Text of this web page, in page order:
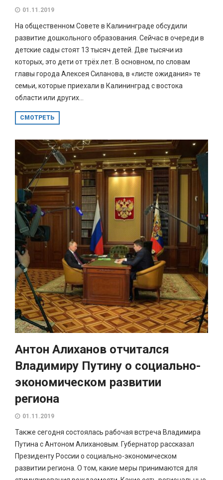
01.11.2019
На общественном Совете в Калининграде обсудили
развитие дошкольного образования. Сейчас в очереди в
детские сады стоят 13 тысяч детей. Две тысячи из
которых, это дети от трёх лет. В основном, по словам
главы города Алексея Силанова, в «листе ожидания» те
семьи, которые приехали в Калининград с востока
области или других...
СМОТРЕТЬ
Антон Алиханов отчитался
Владимиру Путину о социально-
экономическом развитии
региона
01.11.2019
Также сегодня состоялась рабочая встреча Владимира
Путина с Антоном Алихановым. Губернатор рассказал
Президенту России о социально-экономическом
развитии региона. О том, какие меры принимаются для